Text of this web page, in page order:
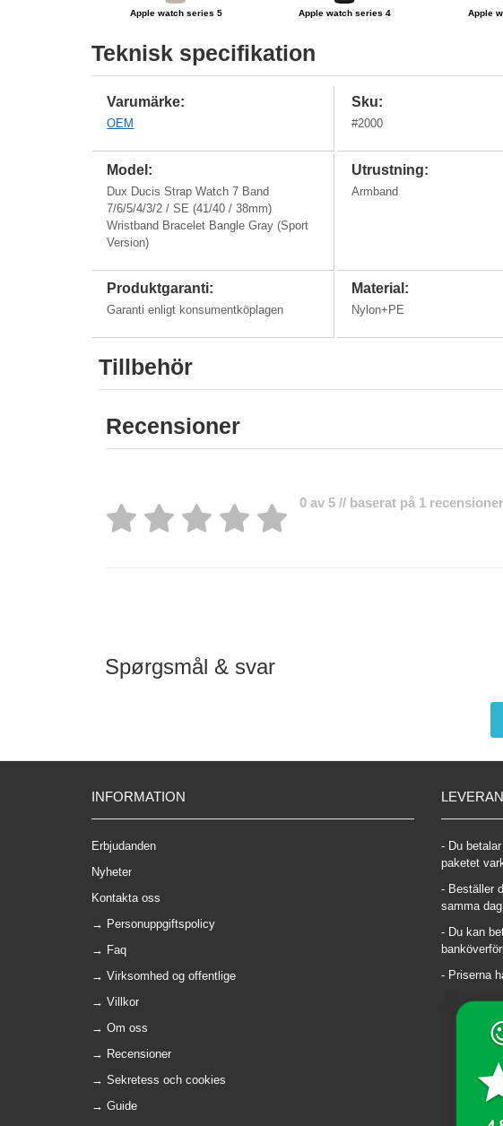
Apple watch series 5 Apple watch series 4 Apple
Teknisk specifikation
Varumärke:
OEM
Sku:
#2000
Model:
Dux Ducis Strap Watch 7 Band
7/6/5/4/3/2 / SE (41/40 / 38mm)
Wristband Bracelet Bangle Gray (Sport
Version)
Utrustning:
Armband
Produktgaranti:
Garanti enligt konsumentköplagen
Material:
Nylon+PE
Tillbehör
Recensioner
0 av 5 // baserat på 1 recensioner
Spørgsmål & svar
INFORMATION
Erbjudanden
Nyheter
Kontakta oss
→ Personuppgiftspolicy
→ Faq
→ Virksomhed og offentlige
→ Villkor
→ Om oss
→ Recensioner
→ Sekretess och cookies
→ Guide
- Du
paketet
- Beställer
samma dag.
- Du kan
- Priserna